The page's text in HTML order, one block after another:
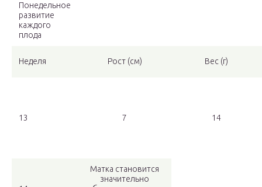
Понедельное
развитие
каждого
плода
Неделя Рост (см) Вес (г)
13 7 14
Матка становится
значительно